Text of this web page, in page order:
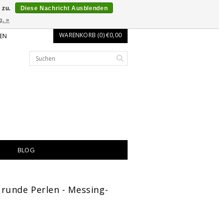
WARENKORB (0) €0,00
BLOG
Perlen - Messing-
zu.
Diese Nachricht Ausblenden
»